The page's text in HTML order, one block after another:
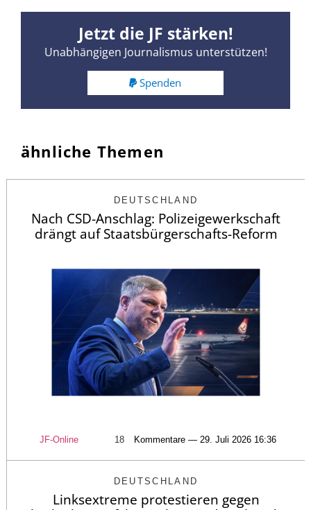
Jetzt die JF stärken!
Unabhängigen Journalismus unterstützen!
Spenden
ähnliche Themen
DEUTSCHLAND
Nach CSD-Anschlag: Polizeigewerkschaft
drängt auf Staatsbürgerschafts-Reform
JF-Online 18 Kommentare — 29. Juli 2026 16:36
DEUTSCHLAND
Linksextreme protestieren gegen